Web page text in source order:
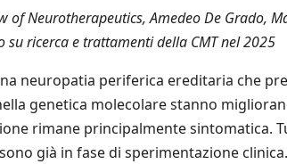
Neurotherapeutics, Amedeo De Grado,
su ricerca e trattamenti della CMT nel 2025
neuropatia periferica ereditaria che
genetica molecolare stanno
rimane principalmente sintomatica.
già in fase di sperimentazione